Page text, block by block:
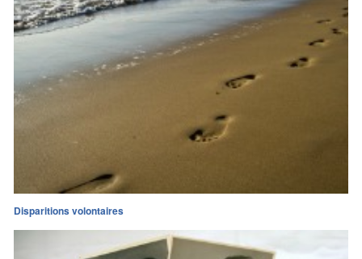
Disparitions volontaires